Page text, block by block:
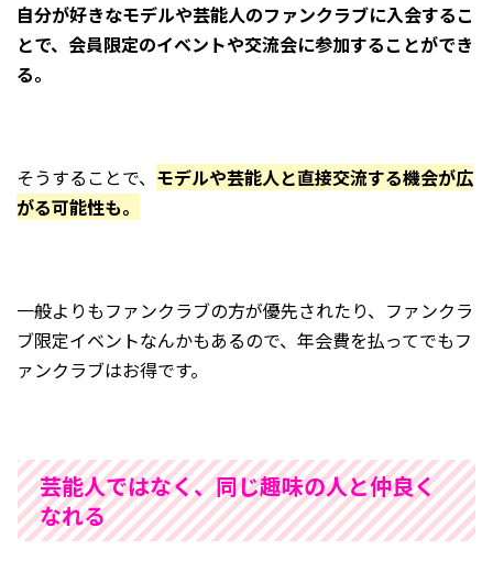
自分が好きなモデルや芸能人のファンクラブに入会するこ
とで、会員限定のイベントや交流会に参加することができ
る。
そうすることで、 モデルや芸能人と直接交流する機会が広
がる可能性も。
一般よりもファンクラブの方が優先されたり、ファンクラ
ブ限定イベントなんかもあるので、年会費を払ってでもフ
ァンクラブはお得です。
芸能人ではなく、同じ趣味の人と仲良く
なれる